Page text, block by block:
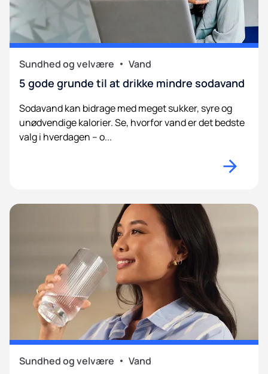
Sundhed og velvære Vand
5 gode grunde til at drikke mindre sodavand
Sodavand kan bidrage med meget sukker, syre og
unødvendige kalorier. Se, hvorfor vand er det bedste
valg i hverdagen – o...
Sundhed og velvære Vand